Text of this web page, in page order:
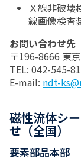
Ｘ線非破壊
線画像検査
お問い合わせ先
〒196-8666 東
TEL: 042-545-
E-mail: ndt-
磁性流体シ
せ（全国）
要素部品本部